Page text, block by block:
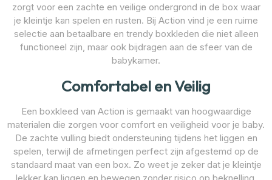
zorgt voor een zachte en veilige ondergrond in de box waar
je kleintje kan spelen en rusten. Bij Action vind je een ruime
selectie aan betaalbare en trendy boxkleden die niet alleen
functioneel zijn, maar ook bijdragen aan de sfeer van de
babykamer.
Comfortabel en Veilig
Een boxkleed van Action is gemaakt van hoogwaardige
materialen die zorgen voor comfort en veiligheid voor je baby.
De zachte vulling biedt ondersteuning tijdens het liggen en
spelen, terwijl de afmetingen perfect zijn afgestemd op de
standaard maat van een box. Zo weet je zeker dat je kleintje